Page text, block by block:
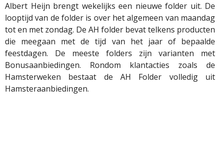
Albert Heijn brengt wekelijks een nieuwe folder uit. De
looptijd van de folder is over het algemeen van maandag
tot en met zondag. De AH folder bevat telkens producten
die meegaan met de tijd van het jaar of bepaalde
feestdagen. De meeste folders zijn varianten met
Bonusaanbiedingen. Rondom klantacties zoals de
Hamsterweken bestaat de AH Folder volledig uit
Hamsteraanbiedingen.